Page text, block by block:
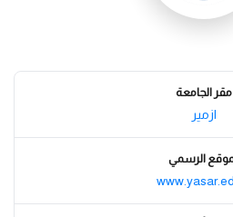
مقر الجامعة
ازمير
الرسمي